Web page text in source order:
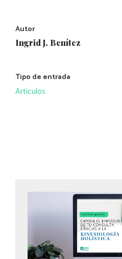
Autor
Ingrid J. Benítez
Tipo de entrada
Artículos